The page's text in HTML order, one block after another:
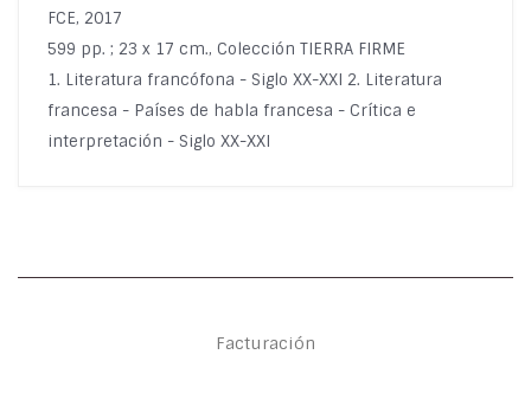
FCE, 2017
599 pp. ; 23 x 17 cm., Colección TIERRA FIRME
1. Literatura francófona - Siglo XX-XXI 2. Literatura
francesa - Países de habla francesa - Crítica e
interpretación - Siglo XX-XXI
Facturación